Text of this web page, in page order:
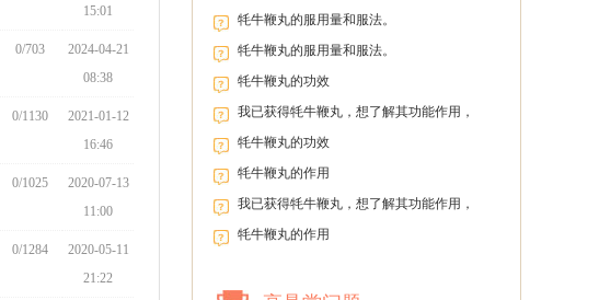
15:01
0/703
2024-04-21
08:38
0/1130
2021-01-12
16:46
0/1025
2020-07-13
11:00
0/1284
2020-05-11
21:22
牦牛鞭丸的服用量和服法。
牦牛鞭丸的服用量和服法。
牦牛鞭丸的功效
我已获得牦牛鞭丸，想了解其功能作用，
以便盲目服用。
牦牛鞭丸的功效
牦牛鞭丸的作用
我已获得牦牛鞭丸，想了解其功能作用，
以便盲目服用。
牦牛鞭丸的作用